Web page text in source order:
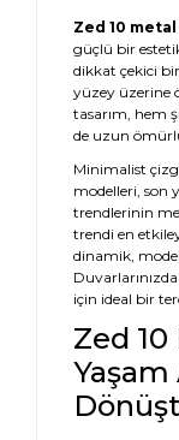
Zed 10
güçlü bir
dikkat çekici
yüzey üzerine
tasarım, hem
de uzun
Minimalist
modelleri, son
trendlerinin
trendi en
dinamik,
için ideal bir
Zed
Yaşam